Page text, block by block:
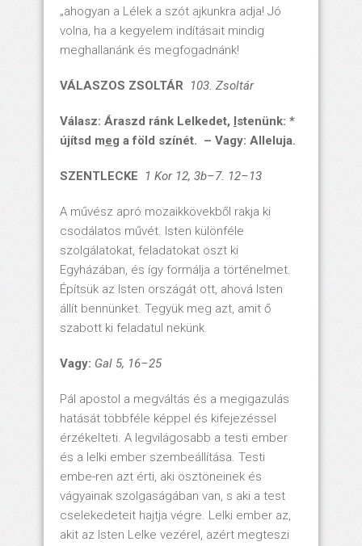
„ahogyan a Lélek a szót ajkunkra adja! Jó
volna, ha a kegyelem indításait mindig
meghallanánk és megfogadnánk!
VÁLASZOS ZSOLTÁR 103. Zsoltár
Válasz: Áraszd ránk Lelkedet, Istenünk: *
újítsd meg a föld színét. – Vagy: Alleluja.
SZENTLECKE 1 Kor 12, 3b–7. 12–13
A művész apró mozaikkövekből rakja ki
csodálatos művét. Isten különféle
szolgálatokat, feladatokat oszt ki
Egyházában, és így formálja a történelmet.
Építsük az Isten országát ott, ahová Isten
állít bennünket. Tegyük meg azt, amit ő
szabott ki feladatul nekünk.
Vagy: Gal 5, 16–25
Pál apostol a megváltás és a megigazulás
hatását többféle képpel és kifejezéssel
érzékelteti. A legvilágosabb a testi ember
és a lelki ember szembeállítása. Testi
embe-ren azt érti, aki ösztöneinek és
vágyainak szolgaságában van, s aki a test
cselekedeteit hajtja végre. Lelki ember az,
akit az Isten Lelke vezérel, azért megteszi